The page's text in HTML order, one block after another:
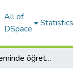
All of
DSpace
Statistics
Pandemi döneminde öğretmen dayanıklılığına ilişkin öğretmen görüşleri